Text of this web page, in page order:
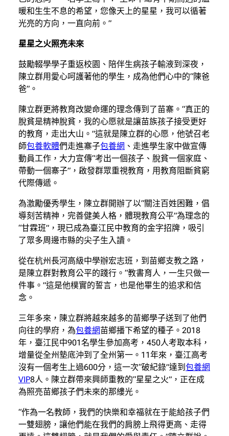
暖和生生不息的希望，您像天上的星星，我可以循著
光亮的方向，一直向前。”
星星之火照亮未來
鼓勵輟學學子重返校園、陪伴生病孩子輸液到深夜，
陳立群用愛心呵護著他的學生，成為他們心中的“陳爸
爸”。
陳立群更將教育改變命運的理念傳到了苗寨。“真正的
脫貧是精神脫貧，我的心愿就是讓苗族孩子接受更好
的教育，走出大山。”這就是陳立群的心愿，他號召老
師包養軟體們走進寨子包養網 、走進學生家中做宣傳
動員工作，大力宣傳“考出一個孩子、脫貧一個家庭、
帶動一個寨子”，啟發群眾重視教育，用教育阻斷貧窮
代際傳遞。
為激勵優秀學生，陳立群開辦了以“關注百姓困難，倡
導刻苦精神，完善健美人格，體現教育公平”為理念的
“甘霖班”，現已成為臺江民中教育的金字招牌，吸引
了眾多周邊市縣的尖子生入讀。
從在杭州長河高級中學辦宏志班，到苗鄉支教之路，
是陳立群對教育公平的踐行。“教書育人，一生只做一
件事。”這是他樸實的誓言，也是他畢生的追求和信
念。
三年多來，陳立群將越來越多的苗鄉學子送到了他們
向往的學府，為包養網苗鄉播下希望的種子。2018
年，臺江民中901名學生參加高考，450人考取本科，
增量從全州墊底沖到了全州第一。11年來，臺江高考
沒有一個考生上過600分，這一次“破紀錄”達到 包養網
VIP8人。陳立群帶來興師重教的“星星之火”，正在成
為照亮苗鄉孩子們未來的那縷光。
“作為一名教師，我們的快樂和幸福就在于能給孩子們
一雙翅膀，讓他們能在我們的肩膀上飛得更高、走得